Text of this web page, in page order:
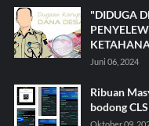
"DIDUGA
Juni 06, 2024
Ribuan
bodong